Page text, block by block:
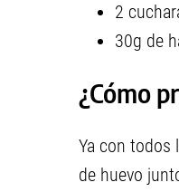
2
30g de
¿Cómo
Ya con todos
de huevo